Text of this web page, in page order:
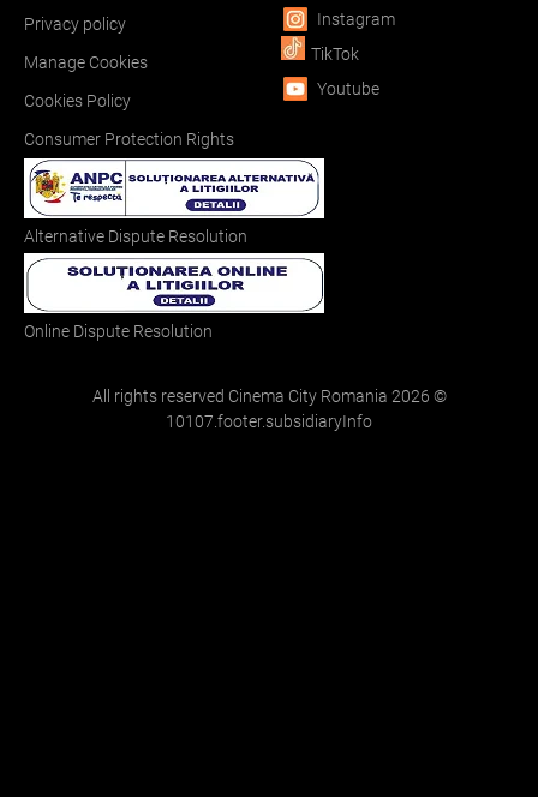
Privacy policy
Manage Cookies
Cookies Policy
Consumer Protection Rights
Alternative Dispute Resolution
Online Dispute Resolution
Instagram
TikTok
Youtube
All rights reserved Cinema City Romania 2026 ©
10107.footer.subsidiaryInfo